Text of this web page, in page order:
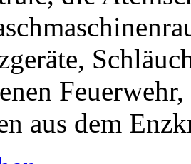
aus dem